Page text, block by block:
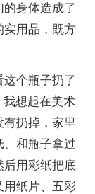
身体造成了
实用品，既方
个瓶子扔了
我想起在美术
扔掉，家里
、和瓶子拿过
后用彩纸把底
用纸片、五彩